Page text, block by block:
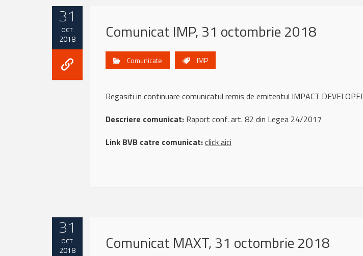
31
OCT.
2018 Comunicat IMP, 31 octombrie 2018
Comunicate IMP
Regasiti in continuare comunicatul remis de emitentul IMPACT
Descriere comunicat: Raport conf. art. 82 din Legea 24/2017
Link BVB catre comunicat:click aici
31
OCT.
2018 Comunicat MAXT, 31 octombrie 2018